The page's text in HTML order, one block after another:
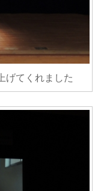
げてくれました